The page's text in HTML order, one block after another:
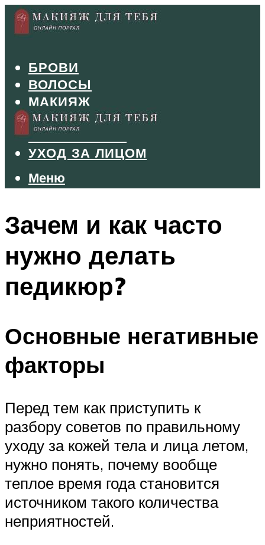
БРОВИ
ВОЛОСЫ
МАКИЯЖ
МАНИКЮР
ТУШЬ И ТЕНИ
УХОД ЗА ЛИЦОМ
Меню
Меню
Зачем и как часто
нужно делать
педикюр?
Основные негативные
факторы
Перед тем как приступить к
разбору советов по правильному
уходу за кожей тела и лица летом,
нужно понять, почему вообще
теплое время года становится
источником такого количества
неприятностей.